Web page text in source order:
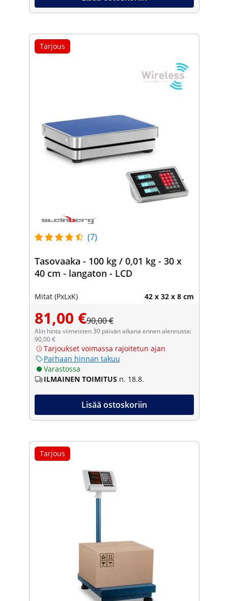
Tarjous
(7)
Tasovaaka - 100 kg / 0,01 kg - 30 x
40 cm - langaton - LCD
Mitat (PxLxK) 42 x 32 x 8 cm
81,00 €90,00 €
Alin hinta viimeisten 30 päivän aikana ennen alennusta:
90,00 €
Tarjoukset voimassa rajoitetun ajan
Parhaan hinnan takuu
Varastossa
ILMAINEN TOIMITUS n. 18.8.
Lisää ostoskoriin
Tarjous